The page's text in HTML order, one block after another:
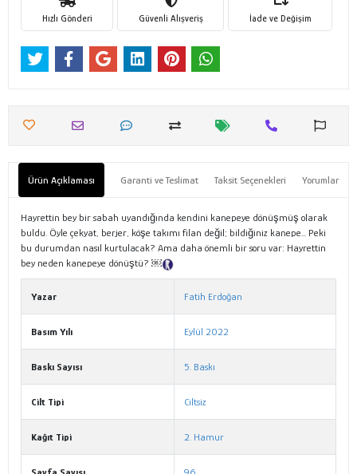
Hızlı Gönderi Güvenli Alışveriş İade ve Değişim
Ürün Açıklaması Garanti ve Teslimat Taksit Seçenekleri Yorumlar
Hayrettin bey bir sabah uyandığında kendini kanepeye dönüşmüş olarak
buldu. Öyle çekyat, berjer, köşe takımı filan değil; bildiğiniz kanepe... Peki
bu durumdan nasıl kurtulacak? Ama daha önemli bir soru var: Hayrettin
bey neden kanepeye dönüştü? ￼
Yazar Fatih Erdoğan
Basım Yılı Eylül 2022
Baskı Sayısı 5. Baskı
Cilt Tipi Ciltsiz
Kağıt Tipi 2. Hamur